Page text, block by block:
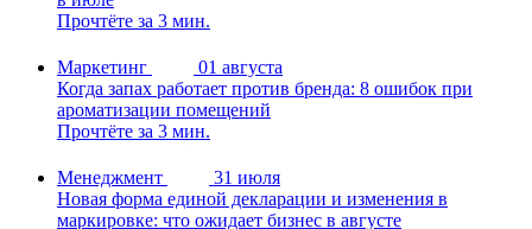
Прочтёте за 3 мин.
Маркетинг
01 августа
Когда запах работает против бренда: 8 ошибок при
ароматизации помещений
Прочтёте за 3 мин.
Менеджмент
31 июля
Новая форма единой декларации и изменения в
маркировке: что ожидает бизнес в августе